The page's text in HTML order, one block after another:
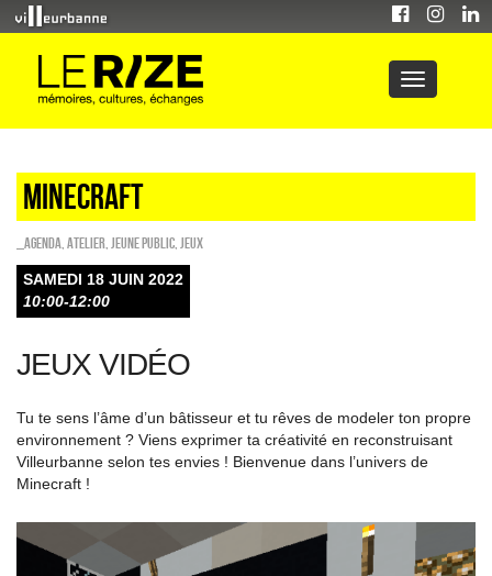
Minecraft
_Agenda Atelier Jeune public Jeux
SAMEDI 18 JUIN 2022
10:00-12:00
JEUX VIDÉO
Tu te sens l’âme d’un bâtisseur et tu rêves de modeler ton propre
environnement ? Viens exprimer ta créativité en reconstruisant
Villeurbanne selon tes envies ! Bienvenue dans l’univers de
Minecraft !